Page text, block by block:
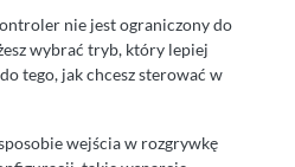
nie jest ograniczony do
wybrać tryb, który lepiej
tego, jak chcesz sterować w
wejścia w rozgrywkę